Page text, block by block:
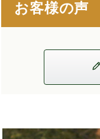
お客様の声